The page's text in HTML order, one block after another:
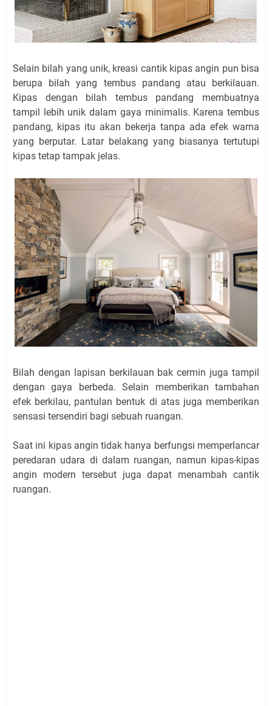
Selain bilah yang unik, kreasi cantik kipas angin pun bisa
berupa bilah yang tembus pandang atau berkilauan.
Kipas dengan bilah tembus pandang membuatnya
tampil lebih unik dalam gaya minimalis. Karena tembus
pandang, kipas itu akan bekerja tanpa ada efek warna
yang berputar. Latar belakang yang biasanya tertutupi
kipas tetap tampak jelas.
Bilah dengan lapisan berkilauan bak cermin juga tampil
dengan gaya berbeda. Selain memberikan tambahan
efek berkilau, pantulan bentuk di atas juga memberikan
sensasi tersendiri bagi sebuah ruangan.
Saat ini kipas angin tidak hanya berfungsi memperlancar
peredaran udara di dalam ruangan, namun kipas-kipas
angin modern tersebut juga dapat menambah cantik
ruangan.